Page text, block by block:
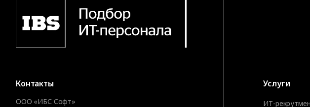
Контакты
ООО «ИБС Софт»
Услуги
ИТ-